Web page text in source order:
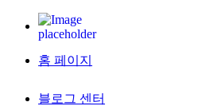
홈 페이지
블로그 센터